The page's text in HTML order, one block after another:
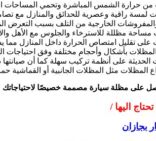
من حرارة الشمس المباشرة وتحمي المساحات
لمسة راقية وعصرية للحدائق والمنازل مع
الخارجية من التلف بسبب التعرض
مساحة مظللة للاسترخاء والجلوس مع الأهل
على تقليل امتصاص الحرارة داخل المنازل
بأشكال وأحجام مختلفة وفق احتياجات
الحديثة على أنظمة تركيب سهلة كما أن صيانتها
المظلات مثل المظلات الجانبية أو القماشية
على مظلة سيارة مصممة خصيصًا لاحتياجاتك
اليها /
بجازان